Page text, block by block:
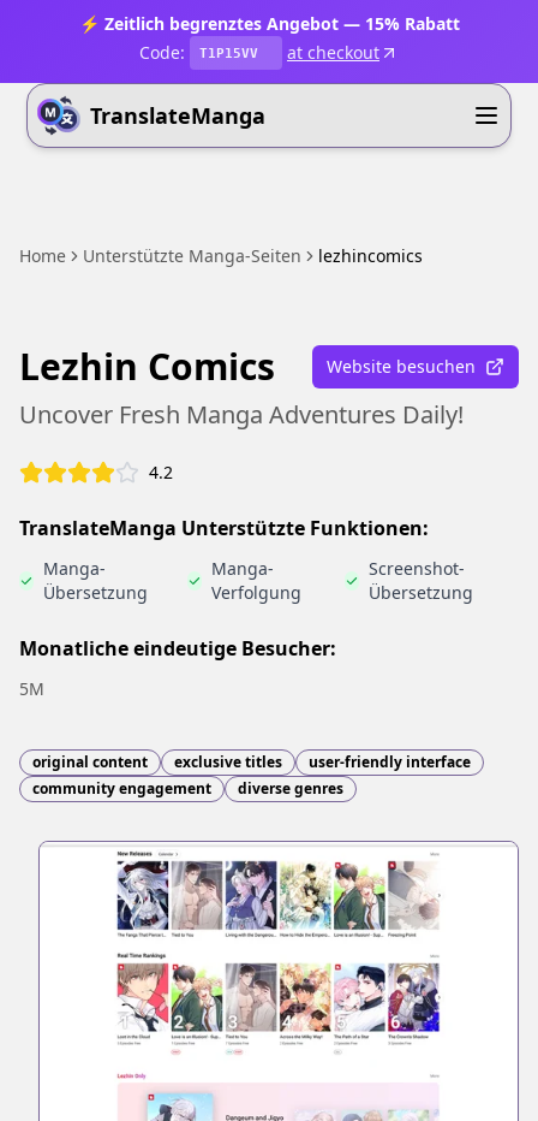
⚡ Zeitlich begrenztes Angebot — 15% Rabatt
Code:
T1P15VV at checkout
TranslateManga
Home Unterstützte Manga-Seiten lezhincomics
Lezhin Comics Website besuchen
Uncover Fresh Manga Adventures Daily!
4.2
TranslateManga Unterstützte Funktionen:
Manga-
Übersetzung
Manga-
Verfolgung
Screenshot-
Übersetzung
Monatliche eindeutige Besucher:
5M
original content exclusive titles
user-friendly interface
community engagement
diverse genres